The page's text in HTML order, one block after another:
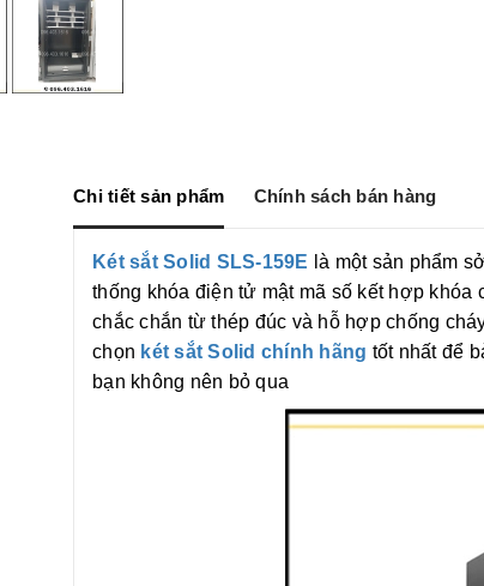
Chi tiết sản phẩm Chính sách bán hàng
Két sắt Solid SLS-159E là một sản phẩm
thống khóa điện tử mật mã số kết hợp khóa
chắc chắn từ thép đúc và hỗ hợp chống
chọn két sắt Solid chính hãng tốt nhất để
bạn không nên bỏ qua